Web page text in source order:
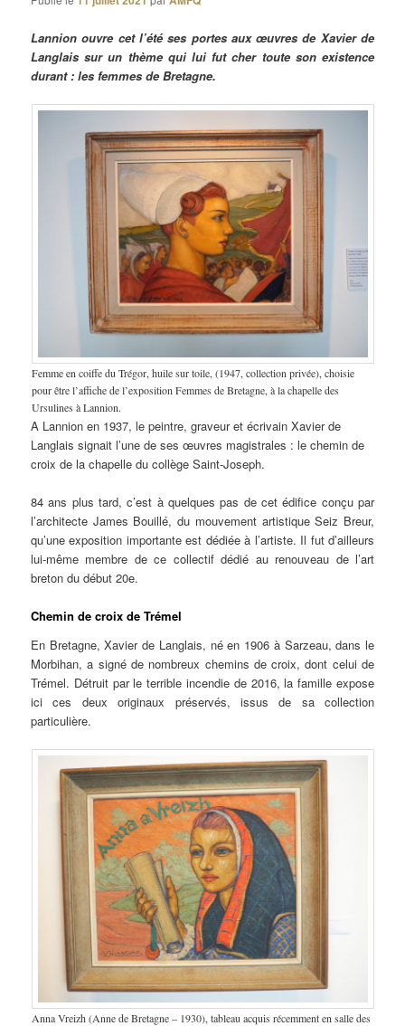
Lannion ouvre cet l’été ses portes aux œuvres de Xavier de
Langlais sur un thème qui lui fut cher toute son existence
durant : les femmes de Bretagne.
Femme en coiffe du Trégor, huile sur toile, (1947, collection privée), choisie
pour être l’affiche de l’exposition Femmes de Bretagne, à la chapelle des
Ursulines à Lannion.
A Lannion en 1937, le peintre, graveur et écrivain Xavier de
Langlais signait l’une de ses œuvres magistrales : le chemin de
croix de la chapelle du collège Saint-Joseph.
84 ans plus tard, c’est à quelques pas de cet édifice conçu par
l’architecte James Bouillé, du mouvement artistique Seiz Breur,
qu’une exposition importante est dédiée à l’artiste. Il fut d’ailleurs
lui-même membre de ce collectif dédié au renouveau de l’art
breton du début 20e.
Chemin de croix de Trémel
En Bretagne, Xavier de Langlais, né en 1906 à Sarzeau, dans le
Morbihan, a signé de nombreux chemins de croix, dont celui de
Trémel. Détruit par le terrible incendie de 2016, la famille expose
ici ces deux originaux préservés, issus de sa collection
particulière.
Anna Vreizh (Anne de Bretagne – 1930), tableau acquis récemment en salle des